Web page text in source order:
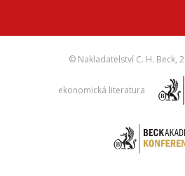
© Nakladatelství C. H. Beck,
ekonomická literatura